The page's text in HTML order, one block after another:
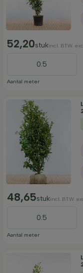
52,20stukincl. BTW.
Aantal meter
48,65stukincl. BTW.
Aantal meter